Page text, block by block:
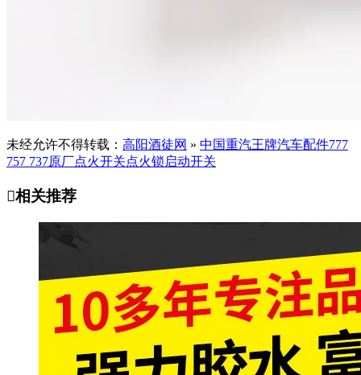
未经允许不得转载： 高阳酒徒网 » 中国重汽王牌汽车配件777
757 737原厂点火开关点火锁启动开关
相关推荐